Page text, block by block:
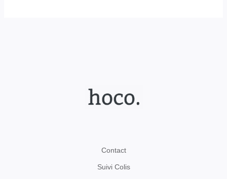
Contact
Suivi Colis